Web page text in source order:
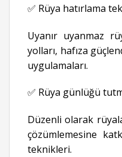
✅ Rüya hatırlama
Uyanır uyanmaz
yolları, hafıza
uygulamaları.
✅ Rüya günlüğü
Düzenli olarak
çözümlemesine
teknikleri.